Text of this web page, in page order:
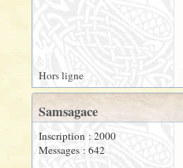
Hors ligne
Samsagace
Inscription : 2000
Messages : 642